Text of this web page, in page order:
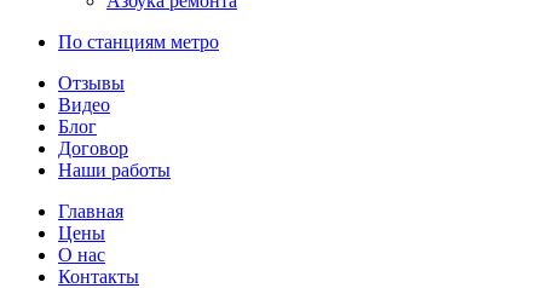
По станциям метро
Отзывы
Видео
Блог
Договор
Наши работы
Главная
Цены
О нас
Контакты